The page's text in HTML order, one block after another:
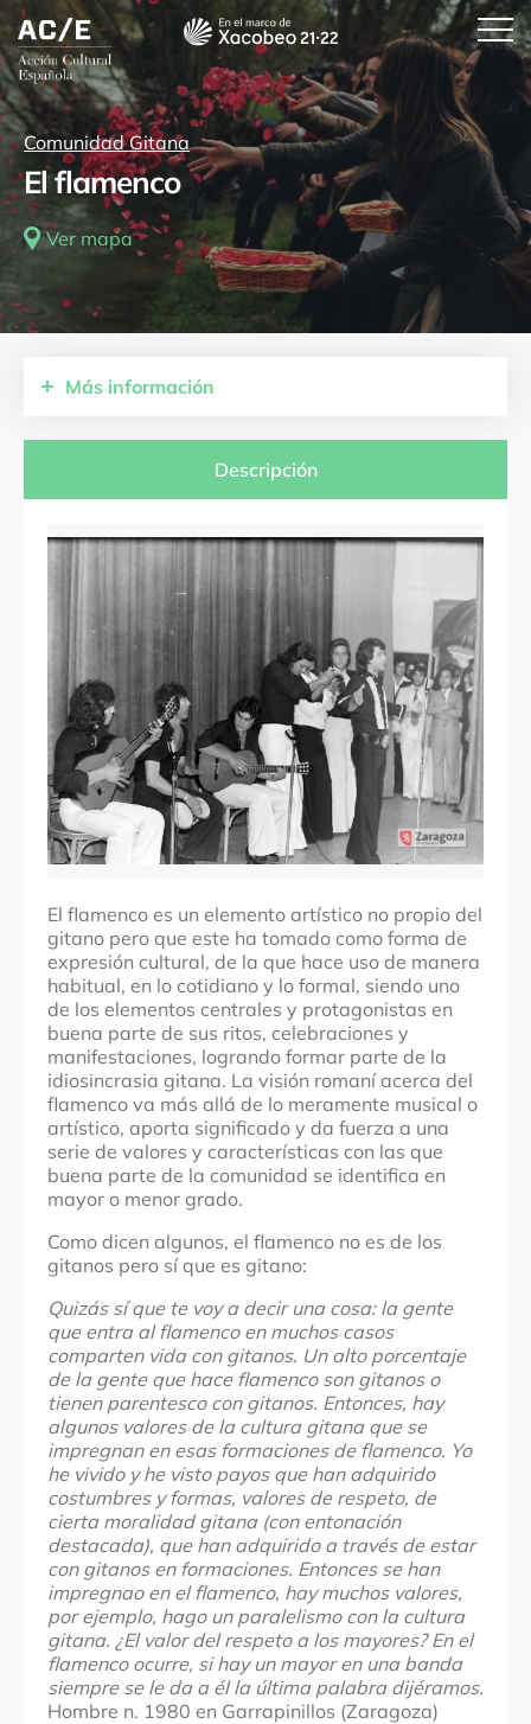
Comunidad Gitana
El flamenco
Ver mapa
Más información
Aragón
Localidades
Junta Vecinal de Garrapinillos (Zaragoza)
Descripción
El flamenco es un elemento artístico no propio del
gitano pero que este ha tomado como forma de
expresión cultural, de la que hace uso de manera
habitual, en lo cotidiano y lo formal, siendo uno
de los elementos centrales y protagonistas en
buena parte de sus ritos, celebraciones y
manifestaciones, logrando formar parte de la
idiosincrasia gitana. La visión romaní acerca del
flamenco va más allá de lo meramente musical o
artístico, aporta significado y da fuerza a una
serie de valores y características con las que
buena parte de la comunidad se identifica en
mayor o menor grado.
Como dicen algunos, el flamenco no es de los
gitanos pero sí que es gitano:
Quizás sí que te voy a decir una cosa: la gente
que entra al flamenco en muchos casos
comparten vida con gitanos. Un alto porcentaje
de la gente que hace flamenco son gitanos o
tienen parentesco con gitanos. Entonces, hay
algunos valores de la cultura gitana que se
impregnan en esas formaciones de flamenco. Yo
he vivido y he visto payos que han adquirido
costumbres y formas, valores de respeto, de
cierta moralidad gitana (con entonación
destacada), que han adquirido a través de estar
con gitanos en formaciones. Entonces se han
impregnao en el flamenco, hay muchos valores,
por ejemplo, hago un paralelismo con la cultura
gitana. ¿El valor del respeto a los mayores? En el
flamenco ocurre, si hay un mayor en una banda
siempre se le da a él la última palabra dijéramos.
Hombre n. 1980 en Garrapinillos (Zaragoza)